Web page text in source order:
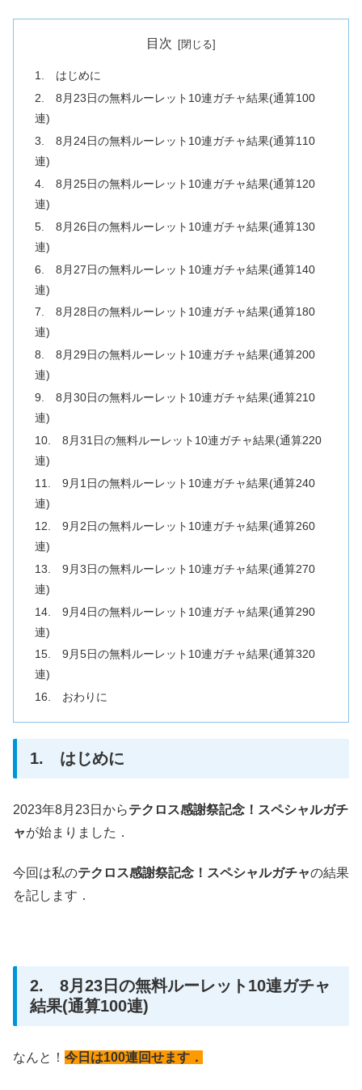
目次
1. はじめに
2. 8月23日の無料ルーレット10連ガチャ結果(通算100
連)
3. 8月24日の無料ルーレット10連ガチャ結果(通算110
連)
4. 8月25日の無料ルーレット10連ガチャ結果(通算120
連)
5. 8月26日の無料ルーレット10連ガチャ結果(通算130
連)
6. 8月27日の無料ルーレット10連ガチャ結果(通算140
連)
7. 8月28日の無料ルーレット10連ガチャ結果(通算180
連)
8. 8月29日の無料ルーレット10連ガチャ結果(通算200
連)
9. 8月30日の無料ルーレット10連ガチャ結果(通算210
連)
10. 8月31日の無料ルーレット10連ガチャ結果(通算220
連)
11. 9月1日の無料ルーレット10連ガチャ結果(通算240
連)
12. 9月2日の無料ルーレット10連ガチャ結果(通算260
連)
13. 9月3日の無料ルーレット10連ガチャ結果(通算270
連)
14. 9月4日の無料ルーレット10連ガチャ結果(通算290
連)
15. 9月5日の無料ルーレット10連ガチャ結果(通算320
連)
16. おわりに
1. はじめに
2023年8月23日からテクロス感謝祭記念！スペシャルガチ
ャが始まりました．
今回は私のテクロス感謝祭記念！スペシャルガチャの結果
を記します．
2. 8月23日の無料ルーレット10連ガチャ
結果(通算100連)
なんと！ 今日は100連回せます．